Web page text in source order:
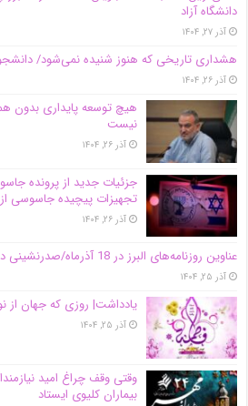
دانشگاه آز‌اد
آذر ۲۷, ۱۴۰۴
هشداری تاریخی که هنوز شنیده نمی‌شود/
آذر ۲۶, ۱۴۰۴
هیچ توسعه پایداری بدون
نیست
آذر ۲۶, ۱۴۰۴
جزئیات جدید از پرونده
تجهیزات پیچیده جاسوسی
آذر ۲۶, ۱۴۰۴
عناوین روزنامه‌های البرز در ‌18 آذرماه/صدرنشینی در ارائه خدمات زایمان بی‌درد
آذر ۲۵, ۱۴۰۴
یادداشت| روزی که جهان از
آذر ۲۵, ۱۴۰۴
وقتی وقف چراغ امید
بیماران کلیوی ایستاد